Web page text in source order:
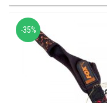
-35%